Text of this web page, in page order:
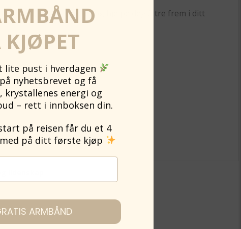
glød, løfte humøret og hjelpe deg å tre frem i ditt
lidenskap
KJØPET
lite pust i hverdagen
nyhetsbrevet og få
krystallenes energi og
– rett i innboksen din.
på reisen får du et 4
på ditt første kjøp
ARMBÅND